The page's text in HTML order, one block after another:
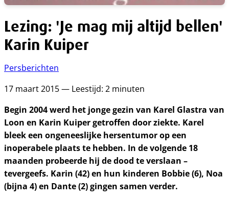
Lezing: 'Je mag mij altijd bellen'
Karin Kuiper
Persberichten
17 maart 2015 — Leestijd: 2 minuten
Begin 2004 werd het jonge gezin van Karel Glastra van
Loon en Karin Kuiper getroffen door ziekte. Karel
bleek een ongeneeslijke hersentumor op een
inoperabele plaats te hebben. In de volgende 18
maanden probeerde hij de dood te verslaan –
tevergeefs. Karin (42) en hun kinderen Bobbie (6), Noa
(bijna 4) en Dante (2) gingen samen verder.